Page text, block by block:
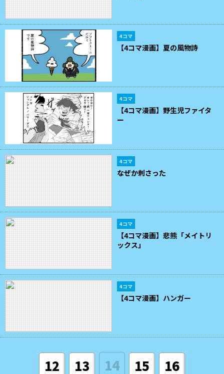
4コマ
【4コマ漫画】夏の風物詩
4コマ
【4コマ漫画】野生児ファイタ
ー
4コマ
なぜか刺さった
4コマ
【4コマ漫画】悲熊「メイトリ
ックス」
4コマ
【4コマ漫画】ハンガー
12 13 14 15 16